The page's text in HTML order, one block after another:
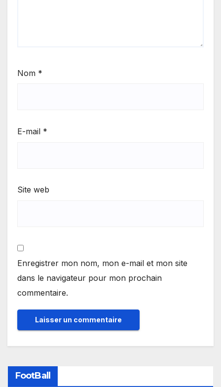
Nom *
E-mail *
Site web
Enregistrer mon nom, mon e-mail et mon site
dans le navigateur pour mon prochain
commentaire.
FootBall